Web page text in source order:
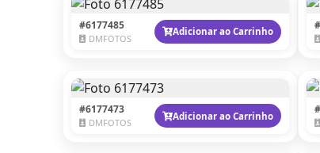
#6177485
DMFOTOS
Adicionar ao Carrinho
#6177473
DMFOTOS
Adicionar ao Carrinho